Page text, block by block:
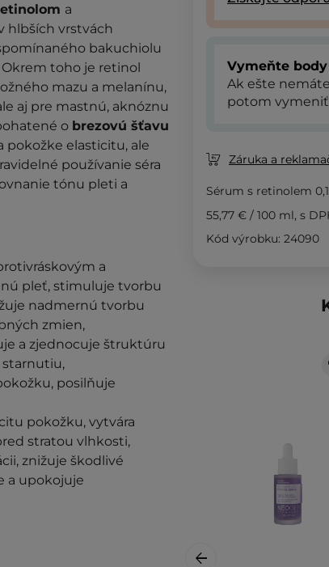
a
hlbších vrstvách
bakuchiolu
toho je retinol
mazu a melanínu,
aj pre mastnú, aknóznu
o brezovú šťavu
pokožke elasticitu, ale
používanie séra
tónu pleti a
a
pleť, stimuluje tvorbu
nadmernú tvorbu
zmien,
a zjednocuje štruktúru
starnutiu,
posilňuje
pokožku, vytvára
stratou vlhkosti,
znižuje škodlivé
a upokojuje
Vymeňte
Ak ešte
potom
Záruka a
Sérum s retinolem
55,77 € / 100 ml, s
Kód výrobku: 24090